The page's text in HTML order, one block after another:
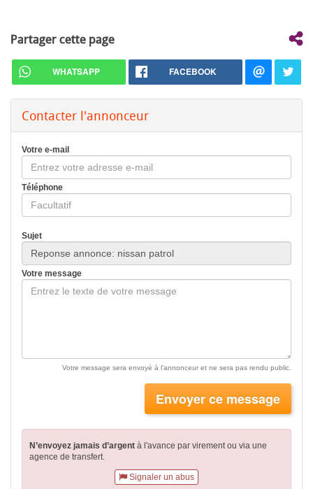
Partager cette page
WHATSAPP FACEBOOK
Contacter l'annonceur
Votre e-mail
Téléphone
Sujet
Votre message
Votre message sera envoyé à l'annonceur et ne sera pas rendu public.
Envoyer ce message
N’envoyez jamais d’argent à l'avance par virementou via une
agence de transfert.
Signaler un abus